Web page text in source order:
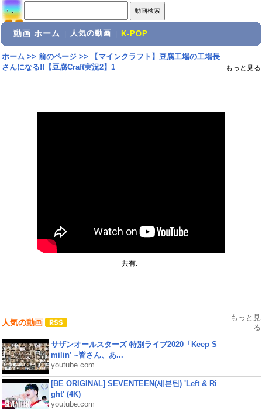
動画 ホーム 人気の動画 K-POP
ホーム>> 前のページ>>
【マインクラフト】豆腐工場の工場長
さんになる!!【豆腐Craft実況2】1
もっと見る
共有:
人気の動画
もっと見
る
サザンオールスターズ 特別ライブ2020「Keep S
milin’ ~皆さん、あ...
youtube.com
[BE ORIGINAL] SEVENTEEN(세븐틴) 'Left & Ri
ght' (4K)
youtube.com